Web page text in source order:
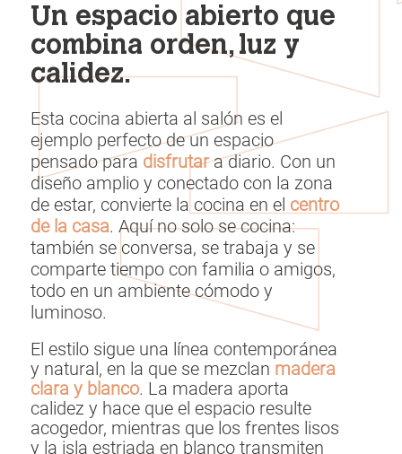
Un espacio abierto que
combina orden, luz y
calidez.
Esta cocina abierta al salón es el
ejemplo perfecto de un espacio
pensado para disfrutara diario. Con un
diseño amplio y conectado con la zona
de estar, convierte la cocina en el centro
de la casa. Aquí no solo se cocina:
también se conversa, se trabaja y se
comparte tiempo con familia o amigos,
todo en un ambiente cómodo y
luminoso.
El estilo sigue una línea contemporánea
y natural, en la que se mezclan madera
clara y blanco. La madera aporta
calidez y hace que el espacio resulte
acogedor, mientras que los frentes lisos
y la isla estriada en blanco transmiten